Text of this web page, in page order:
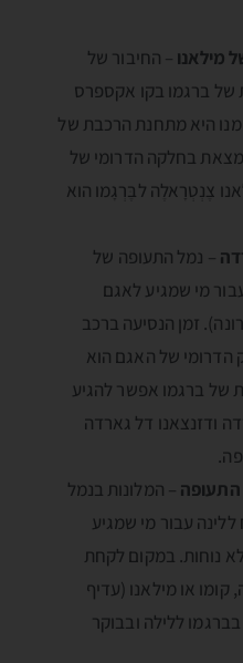
מילאנו – החיבור של
של ברגמו בקו אקספרס
וממנו היא מתחנת הרכבת של
בחלקה הדרומי של
צֶנְטְרָאלֶה לבֶּרְגָמו הוא
– נמל התעופה של
מי שמגיע לאגם
זמן הנסיעה ברכב
הדרומי של האגם הוא
של ברגמו אפשר להגיע
ודזנצאנו דל גארדה
התעופה – המלונות בנמל
עבור מי שמגיע
נוחות. במקום לקחת
או מילאנו (עדיף
ללילה ובבוקר